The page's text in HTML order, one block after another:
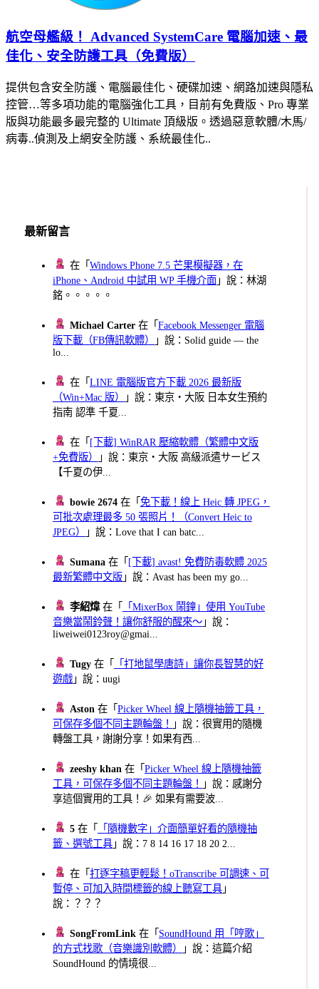
航空母艦級！ Advanced SystemCare 電腦加速、最
佳化、安全防護工具（免費版）
提供包含安全防護、電腦最佳化、硬碟加速、網路加速與隱私
控管…等多項功能的電腦強化工具，目前有免費版、Pro 專業
版與功能最多最完整的 Ultimate 頂級版。透過惡意軟體/木馬/
病毒..偵測及上網安全防護、系統最佳化..
最新留言
在「Windows Phone 7.5 芒果模擬器，在
iPhone、Android 中試用 WP 手機介面 」說：林湖
銘。。。。。
Michael Carter 在「Facebook Messenger 電腦
版下載（FB傳訊軟體）
」說：Solid guide — the
lo...
在「LINE 電腦版官方下載 2026 最新版
（Win+Mac 版）
」說：東京・大阪 日本女生預約
指南 認準 千夏...
在「 [下載] WinRAR 壓縮軟體（繁體中文版
+免費版）
」說：東京・大阪 高級派遣サービス
【千夏の伊...
bowie 2674 在「免下載！線上 Heic 轉 JPEG，
可批次處理最多 50 張照片！（Convert Heic to
JPEG）
」說：Love that I can batc...
Sumana 在「 [下載] avast! 免費防毒軟體 2025
最新繁體中文版 」說：Avast has been my go...
李紹煒在「
「MixerBox 鬧鐘」使用 YouTube
音樂當鬧鈴聲！讓你舒服的醒來～ 」說：
liweiwei0123roy@gmai...
Tugy 在「
「打地鼠學唐詩」讓你長智慧的好
遊戲 」說：uugi
Aston 在「Picker Wheel 線上隨機抽籤工具，
可保存多個不同主題輪盤！
」說：很實用的隨機
轉盤工具，謝謝分享！如果有西...
zeeshy khan 在「Picker Wheel 線上隨機抽籤
工具，可保存多個不同主題輪盤！
」說：感謝分
享這個實用的工具！🎉 如果有需要波...
5 在「
「隨機數字」介面簡單好看的隨機抽
籤、選號工具 」說：7 8 14 16 17 18 20 2...
在「打逐字稿更輕鬆！oTranscribe 可調速、可
暫停、可加入時間標籤的線上聽寫工具 」
說：？？？
SongFromLink 在「 SoundHound 用「哼歌」
的方式找歌（音樂識別軟體）
」說：這篇介紹
SoundHound 的情境很...